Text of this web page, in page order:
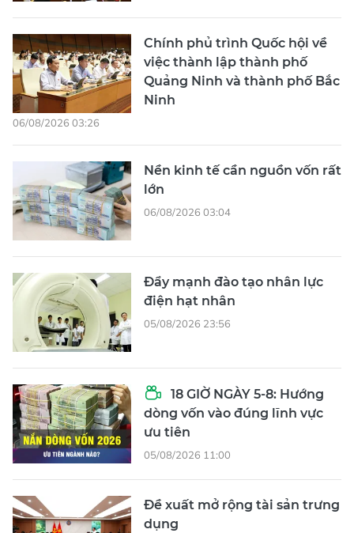
Chính phủ trình Quốc hội về
việc thành lập thành phố
Quảng Ninh và thành phố Bắc
Ninh
06/08/2026 03:26
Nền kinh tế cần nguồn vốn rất
lớn
06/08/2026 03:04
Đẩy mạnh đào tạo nhân lực
điện hạt nhân
05/08/2026 23:56
18 GIỜ NGÀY 5-8: Hướng
dòng vốn vào đúng lĩnh vực
ưu tiên
05/08/2026 11:00
Đề xuất mở rộng tài sản trưng
dụng